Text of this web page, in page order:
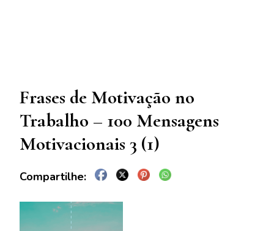
Frases de Motivação no
Trabalho – 100 Mensagens
Motivacionais 3 (1)